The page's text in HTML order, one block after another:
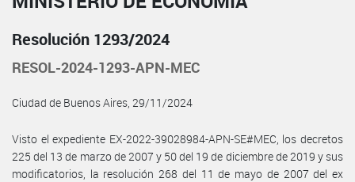
Resolución 1293/2024
RESOL-2024-1293-APN-MEC
Ciudad de Buenos Aires, 29/11/2024
Visto el expediente EX-2022-39028984-APN-SE#MEC, los decretos
225 del 13 de marzo de 2007 y 50 del 19 de diciembre de 2019 y sus
modificatorios, la resolución 268 del 11 de mayo de 2007 del ex